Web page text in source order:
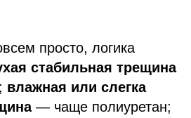
просто, логика
стабильная трещина
влажная или слегка
— чаще полиуретан;